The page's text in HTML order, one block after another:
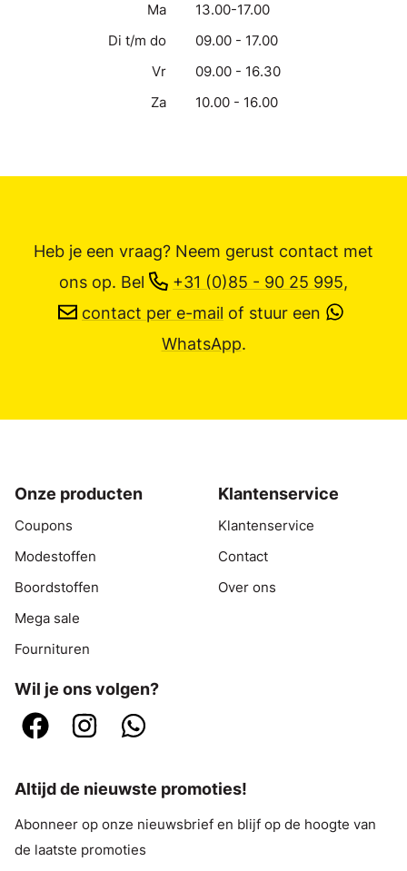
Ma
13.00-17.00
Di t/m do
09.00 - 17.00
Vr
09.00 - 16.30
Za
10.00 - 16.00
Heb je een vraag? Neem gerust contact met
ons op. Bel +31 (0)85 - 90 25 995,
contact per e-mail of stuur een
WhatsApp.
Onze producten
Coupons
Modestoffen
Boordstoffen
Mega sale
Fournituren
Klantenservice
Klantenservice
Contact
Over ons
Wil je ons volgen?
Altijd de nieuwste promoties!
Abonneer op onze nieuwsbrief en blijf op de hoogte van
de laatste promoties